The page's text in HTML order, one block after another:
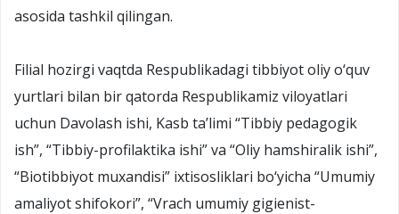
asosida tashkil qilingan.
Filial hozirgi vaqtda Respublikadagi tibbiyot oliy o‘quv
yurtlari bilan bir qatorda Respublikamiz viloyatlari
uchun Davolash ishi, Kasb ta’limi “Tibbiy pedagogik
ish”, “Tibbiy-profilaktika ishi” va “Oliy hamshiralik ishi”,
“Biotibbiyot muxandisi” ixtisosliklari bo‘yicha “Umumiy
amaliyot shifokori”, “Vrach umumiy gigienist-